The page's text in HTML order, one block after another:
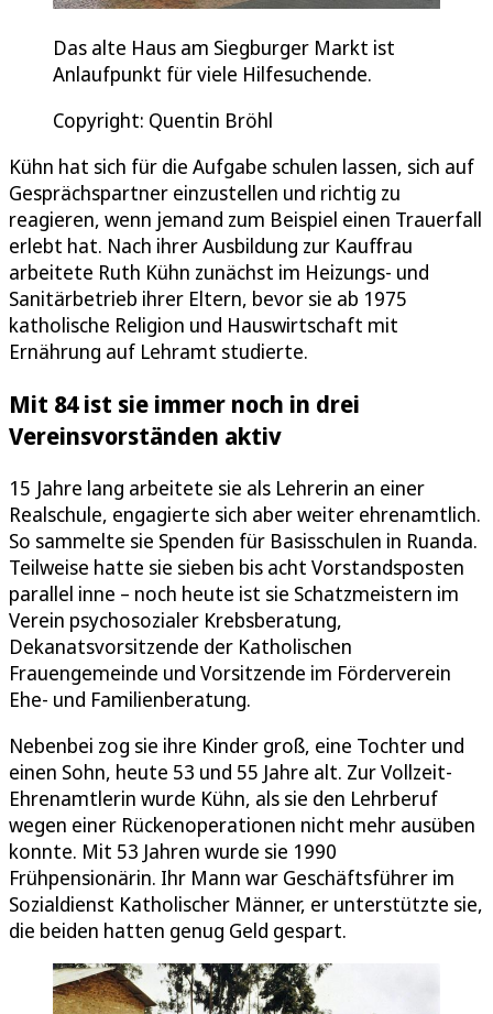
Das alte Haus am Siegburger Markt ist
Anlaufpunkt für viele Hilfesuchende.
Copyright: Quentin Bröhl
Kühn hat sich für die Aufgabe schulen lassen, sich auf
Gesprächspartner einzustellen und richtig zu
reagieren, wenn jemand zum Beispiel einen Trauerfall
erlebt hat. Nach ihrer Ausbildung zur Kauffrau
arbeitete Ruth Kühn zunächst im Heizungs- und
Sanitärbetrieb ihrer Eltern, bevor sie ab 1975
katholische Religion und Hauswirtschaft mit
Ernährung auf Lehramt studierte.
Mit 84 ist sie immer noch in drei
Vereinsvorständen aktiv
15 Jahre lang arbeitete sie als Lehrerin an einer
Realschule, engagierte sich aber weiter ehrenamtlich.
So sammelte sie Spenden für Basisschulen in Ruanda.
Teilweise hatte sie sieben bis acht Vorstandsposten
parallel inne – noch heute ist sie Schatzmeistern im
Verein psychosozialer Krebsberatung,
Dekanatsvorsitzende der Katholischen
Frauengemeinde und Vorsitzende im Förderverein
Ehe- und Familienberatung.
Nebenbei zog sie ihre Kinder groß, eine Tochter und
einen Sohn, heute 53 und 55 Jahre alt. Zur Vollzeit-
Ehrenamtlerin wurde Kühn, als sie den Lehrberuf
wegen einer Rückenoperationen nicht mehr ausüben
konnte. Mit 53 Jahren wurde sie 1990
Frühpensionärin. Ihr Mann war Geschäftsführer im
Sozialdienst Katholischer Männer, er unterstützte sie,
die beiden hatten genug Geld gespart.